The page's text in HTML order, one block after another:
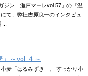
ジン「瀬戸マーレvol.57」の『温
て、弊社吉原良一のインタビュ
」～vol.４～
麦「はるみずき」。 すっかり小